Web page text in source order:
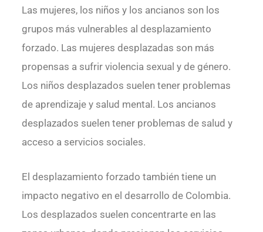
Las mujeres, los niños y los ancianos son los
grupos más vulnerables al desplazamiento
forzado. Las mujeres desplazadas son más
propensas a sufrir violencia sexual y de género.
Los niños desplazados suelen tener problemas
de aprendizaje y salud mental. Los ancianos
desplazados suelen tener problemas de salud y
acceso a servicios sociales.
El desplazamiento forzado también tiene un
impacto negativo en el desarrollo de Colombia.
Los desplazados suelen concentrarte en las